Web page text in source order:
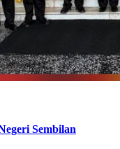
Sembilan